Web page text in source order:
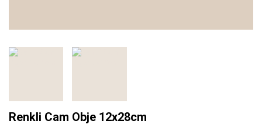
Renkli Cam Obje 12x28cm